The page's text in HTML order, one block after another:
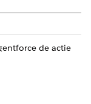
de actie
product en de